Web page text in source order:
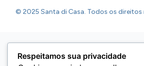
© 2025 Santa di Casa. Todos os direitos
Respeitamos sua privacidade